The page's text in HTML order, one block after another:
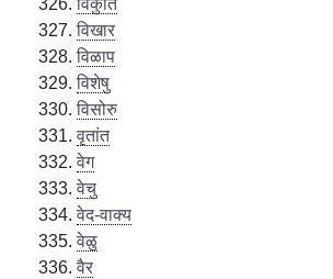
विखार
विळाप
विशेषु
विसोरु
वृतांत
वेग
वेचु
वेद-वाक्य
वेळु
वैर